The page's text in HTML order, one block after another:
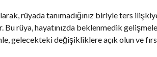
rüyada tanımadığınız biriyle ters
Bu rüya, hayatınızda beklenmedik
gelecekteki değişikliklere açık olun ve